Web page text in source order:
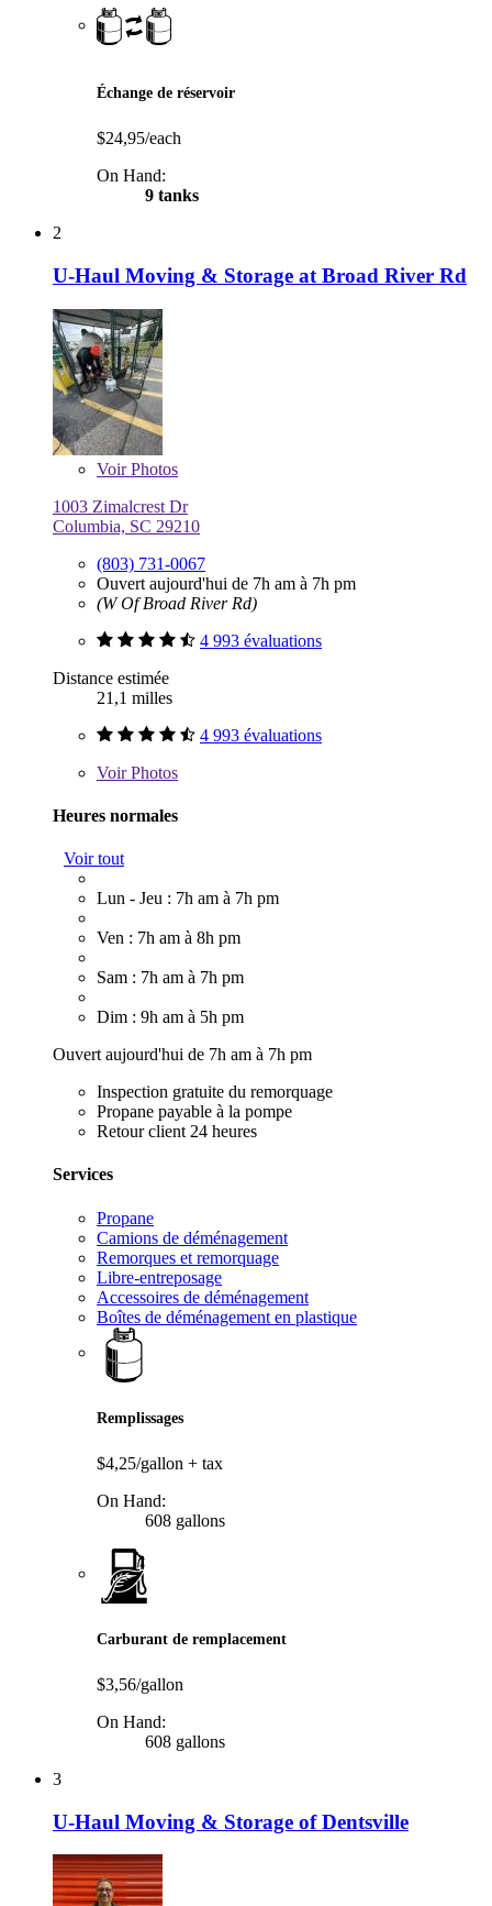
Échange de réservoir
$24,95/each
On Hand:
9 tanks
2
U-Haul Moving & Storage at Broad River Rd
VoirPhotos
1003 Zimalcrest Dr
Columbia, SC 29210
(803) 731-0067
Ouvert aujourd'hui de 7h am à 7h pm
(W Of Broad River Rd)
4 993 évaluations
Distance estimée
21,1 milles
4 993 évaluations
VoirPhotos
Heures normales
Voir tout
Lun - Jeu : 7h am à 7h pm
Ven : 7h am à 8h pm
Sam : 7h am à 7h pm
Dim : 9h am à 5h pm
Ouvert aujourd'hui de 7h am à 7h pm
Inspection gratuite du remorquage
Propane payable à la pompe
Retour client 24 heures
Services
Propane
Camions de déménagement
Remorques et remorquage
Libre-entreposage
Accessoires de déménagement
Boîtes de déménagement en plastique
Remplissages
$4,25/gallon + tax
On Hand:
608 gallons
Carburant de remplacement
$3,56/gallon
On Hand:
608 gallons
3
U-Haul Moving & Storage of Dentsville